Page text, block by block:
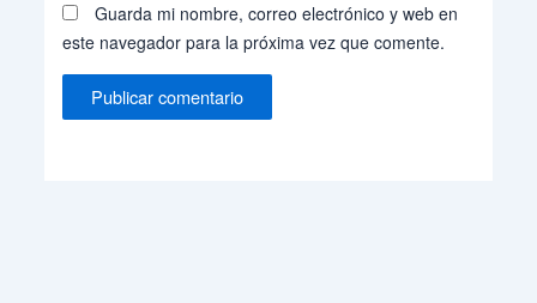
Guarda mi nombre, correo electrónico y web en
este navegador para la próxima vez que comente.